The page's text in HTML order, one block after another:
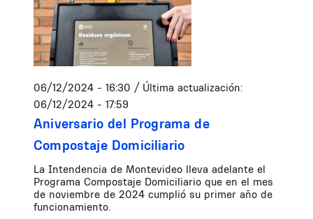
06/12/2024 - 16:30 / Última actualización:
06/12/2024 - 17:59
Aniversario del Programa de
Compostaje Domiciliario
La Intendencia de Montevideo lleva adelante el
Programa Compostaje Domiciliario que en el mes
de noviembre de 2024 cumplió su primer año de
funcionamiento.